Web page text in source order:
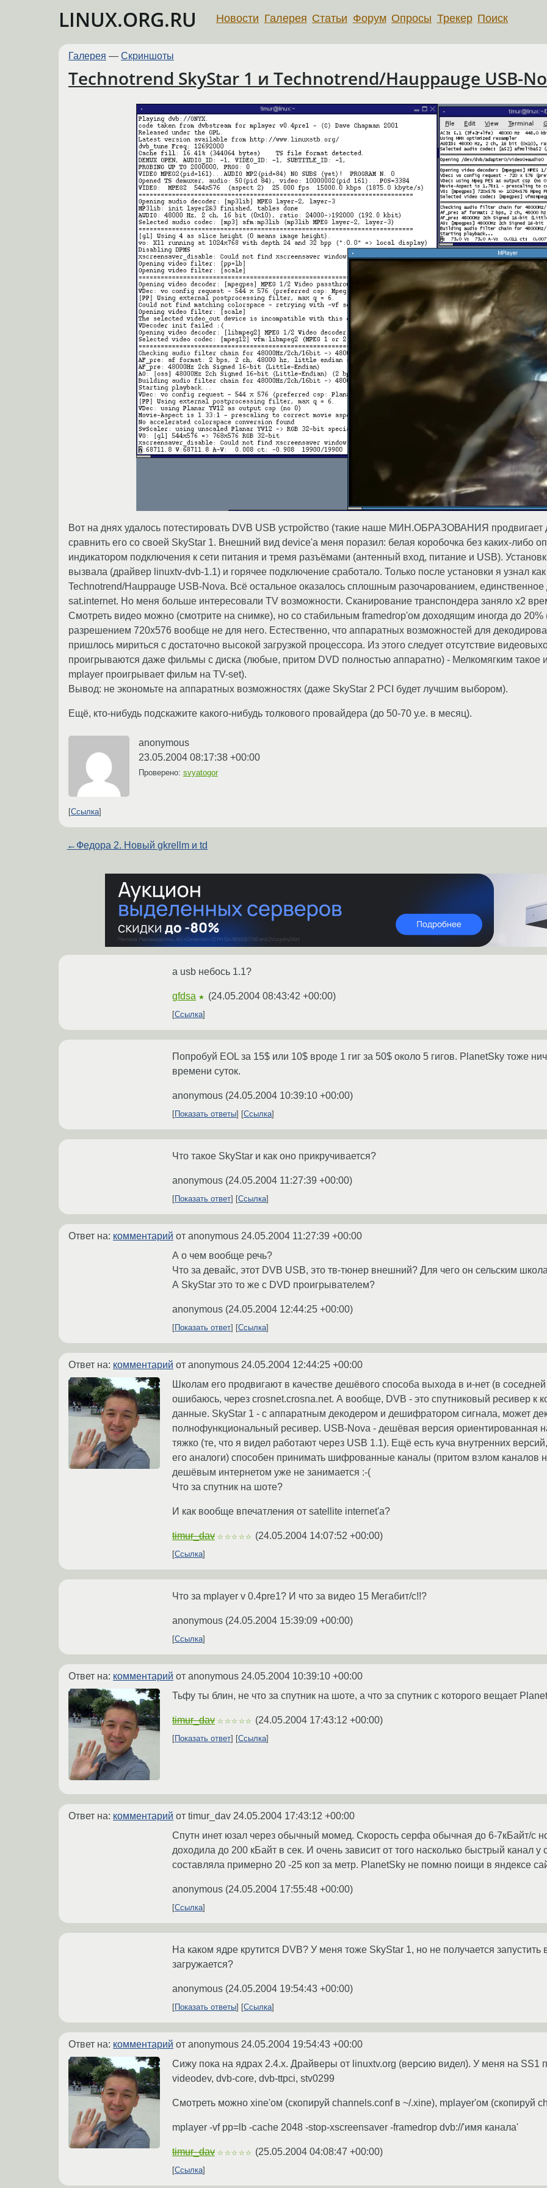
LINUX.ORG.RU Новости Галерея Статьи Форум Опросы Трекер Поиск
Галерея — Скриншоты
Technotrend SkyStar 1 и Technotrend/Hauppauge USB-
Вот на днях удалось потестировать DVB USB устройство (такие наше МИН.ОБРАЗОВАНИЯ продвигает
сравнить его со своей SkyStar 1. Внешний вид device'а меня поразил: белая коробочка без каких-либо
индикатором подключения к сети питания и тремя разъёмами (антенный вход, питание и USB).
вызвала (драйвер linuxtv-dvb-1.1) и горячее подключение сработало. Только после установки я узнал
Technotrend/Hauppauge USB-Nova. Всё остальное оказалось сплошным разочарованием, единственное
sat.internet. Но меня больше интересовали TV возможности. Сканирование транспондера заняло x2
Смотреть видео можно (смотрите на снимке), но со стабильным framedrop'ом доходящим иногда до 20%
разрешением 720х576 вообще не для него. Естественно, что аппаратных возможностей для
пришлось мириться с достаточно высокой загрузкой процессора. Из этого следует отсутствие
проигрываются даже фильмы с диска (любые, притом DVD полностью аппаратно) - Мелкомягким такое
mplayer проигрывает фильм на TV-set).
Вывод: не экономьте на аппаратных возможностях (даже SkyStar 2 PCI будет лучшим выбором).
Ещё, кто-нибудь подскажите какого-нибудь толкового провайдера (до 50-70 у.е. в месяц).
anonymous
23.05.2004 08:17:38 +00:00
Проверено: svyatogor
Ссылка
← Федора 2. Новый gkrellm и td
а usb небось 1.1?
gfdsa ★ (24.05.2004 08:43:42 +00:00)
Ссылка
Попробуй EOL за 15$ или 10$ вроде 1 гиг за 50$ около 5 гигов. PlanetSky тоже
времени суток.
anonymous (24.05.2004 10:39:10 +00:00)
Показать ответы Ссылка
Что такое SkyStar и как оно прикручивается?
anonymous (24.05.2004 11:27:39 +00:00)
Показать ответ Ссылка
Ответ на: комментарий от anonymous 24.05.2004 11:27:39 +00:00
А о чем вообще речь?
Что за девайс, этот DVB USB, это тв-тюнер внешний? Для чего он сельским
А SkyStar это то же с DVD проигрывателем?
anonymous (24.05.2004 12:44:25 +00:00)
Показать ответ Ссылка
Ответ на: комментарий от anonymous 24.05.2004 12:44:25 +00:00
Школам его продвигают в качестве дешёвого способа выхода в и-нет (в
ошибаюсь, через crosnet.crosna.net. А вообще, DVB - это спутниковый ресивер к
данные. SkyStar 1 - с аппаратным декодером и дешифратором сигнала, может
полнофункциональный ресивер. USB-Nova - дешёвая версия ориентированная
тяжко (те, что я видел работают через USB 1.1). Ещё есть куча внутренних
его аналоги) способен принимать шифрованные каналы (притом взлом каналов
дешёвым интернетом уже не занимается :-(
Что за спутник на шоте?
И как вообще впечатления от satellite internet'а?
timur_dav ☆☆☆☆☆ (24.05.2004 14:07:52 +00:00)
Ссылка
Что за mplayer v 0.4pre1? И что за видео 15 Мегабит/с!!?
anonymous (24.05.2004 15:39:09 +00:00)
Ссылка
Ответ на: комментарий от anonymous 24.05.2004 10:39:10 +00:00
Тьфу ты блин, не что за спутник на шоте, а что за спутник с которого вещает
timur_dav ☆☆☆☆☆ (24.05.2004 17:43:12 +00:00)
Показать ответ Ссылка
Ответ на: комментарий от timur_dav 24.05.2004 17:43:12 +00:00
Спутн инет юзал через обычный момед. Скорость серфа обычная до 6-7кБайт/с
доходила до 200 кБайт в сек. И очень зависит от того насколько быстрый канал
составляла примерно 20 -25 коп за метр. PlanetSky не помню поищи в яндексе
anonymous (24.05.2004 17:55:48 +00:00)
Ссылка
На каком ядре крутится DVB? У меня тоже SkyStar 1, но не получается
загружается?
anonymous (24.05.2004 19:54:43 +00:00)
Показать ответы Ссылка
Ответ на: комментарий от anonymous 24.05.2004 19:54:43 +00:00
Сижу пока на ядрах 2.4.х. Драйверы от linuxtv.org (версию видел). У меня на SS1
videodev, dvb-core, dvb-ttpci, stv0299
Смотреть можно xine'ом (скопируй channels.conf в ~/.xine), mplayer'ом (скопируй
mplayer -vf pp=lb -cache 2048 -stop-xscreensaver -framedrop dvb://'имя канала'
timur_dav ☆☆☆☆☆ (25.05.2004 04:08:47 +00:00)
Ссылка